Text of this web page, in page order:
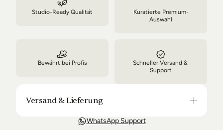
Studio-Ready Qualität
Kuratierte Premium-
Auswahl
Bewährt bei Profis
Schneller Versand &
Support
Versand & Lieferung
Unsere Lieferung ist in der Regel in 3-8 Tagen bei
WhatsApp Support